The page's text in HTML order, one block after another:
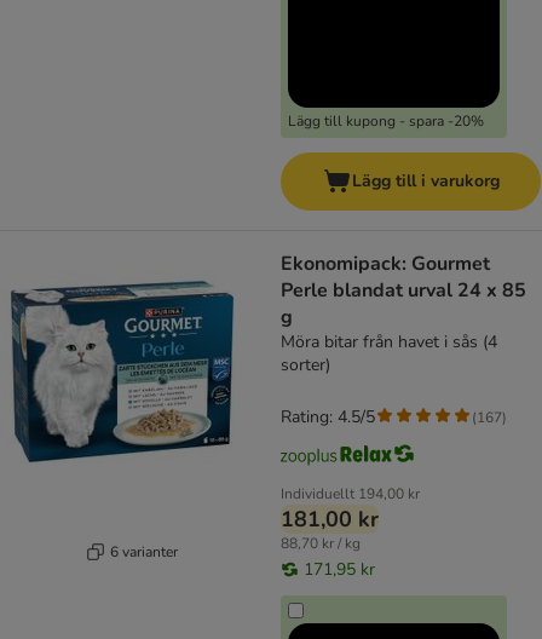
Lägg till kupong - spara -20%
Lägg till i varukorg
6 varianter
Ekonomipack: Gourmet
Perle blandat urval 24 x 85
g
Möra bitar från havet i sås (4
sorter)
Individuellt 194,00 kr
181,00 kr
88,70 kr / kg
171,95 kr
Rating: 4.5/5 (167)